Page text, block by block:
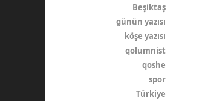
Beşiktaş
günün yazısı
köşe yazısı
qolumnist
qoshe
spor
Türkiye